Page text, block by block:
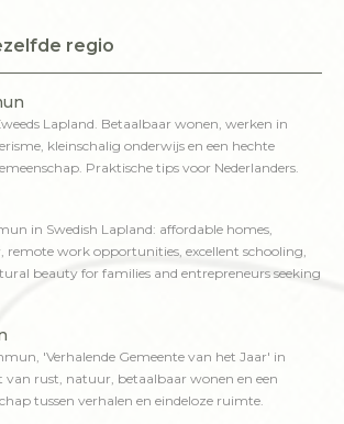
regio
Lapland. Betaalbaar wonen, werken in
kleinschalig onderwijs en een hechte
Praktische tips voor Nederlanders.
in Swedish Lapland: affordable homes,
work opportunities, excellent schooling,
beauty for families and entrepreneurs seeking
'Verhalende Gemeente van het Jaar' in
van rust, natuur, betaalbaar wonen en een
tussen verhalen en eindeloze ruimte.